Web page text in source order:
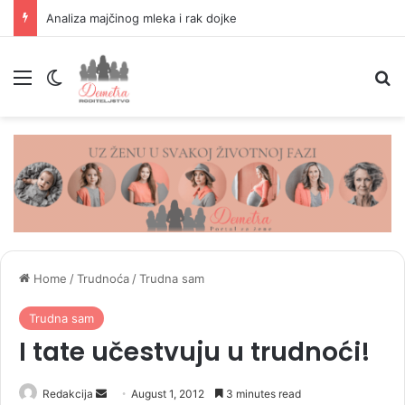
Menu Switch skin
Home /Trudnoća /Trudna sam
Trudna sam
I tate učestvuju u trudnoći!
Redakcija August 1, 2012 3 minutes read